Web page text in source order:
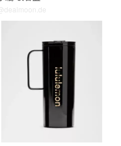
@dealmoon.de